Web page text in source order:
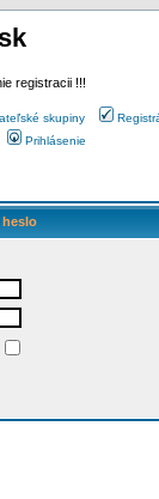
registracii !!!
skupiny
Prihlásenie
heslo